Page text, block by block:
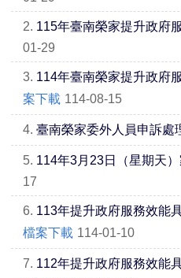
2. 115年臺南榮家提升政府
01-29
3. 114年臺南榮家提升政府
案下載 114-08-15
4. 臺南榮家委外人員申訴處
5. 114年3月23日（星期天
17
6. 113年提升政府服務效能
檔案下載 114-01-10
7. 112年提升政府服務效能